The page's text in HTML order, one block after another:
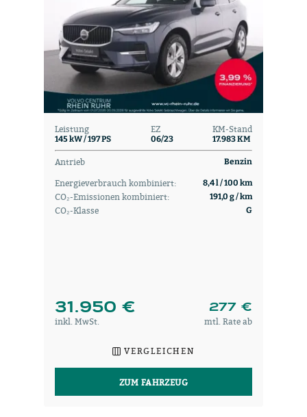
Leistung
145 kW / 197 PS
EZ
06/23
KM-Stand
17.983 KM
Antrieb Benzin
Energieverbrauch kombiniert: 8,4 l / 100 km
CO₂-Emissionen kombiniert: 191,0 g / km
CO₂-Klasse G
31.950 € 277 €
inkl. MwSt. mtl. Rate ab
VERGLEICHEN
ZUM FAHRZEUG